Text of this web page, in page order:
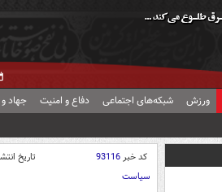
ورزش شبکه‌های اجتماعی دفاع و امنیت جهاد
کد خبر93116 تاریخ
سیاست